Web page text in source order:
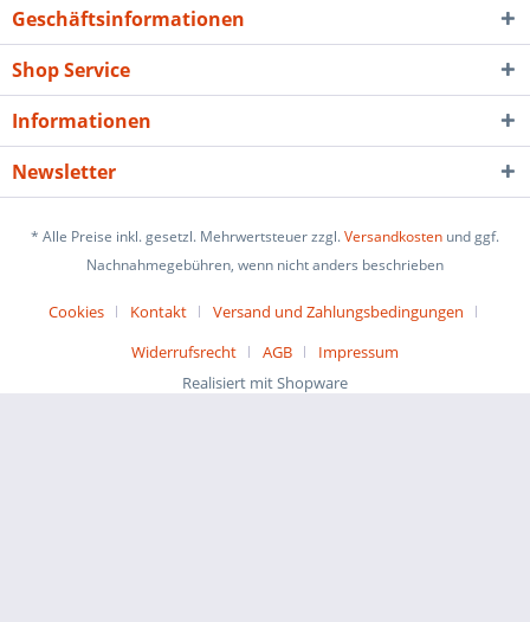
Geschäftsinformationen
Shop Service
Informationen
Newsletter
* Alle Preise inkl. gesetzl. Mehrwertsteuer zzgl.Versandkosten und ggf.
Nachnahmegebühren, wenn nicht anders beschrieben
Cookies Kontakt
Versand und Zahlungsbedingungen
Widerrufsrecht
AGB
Impressum
Realisiert mit Shopware